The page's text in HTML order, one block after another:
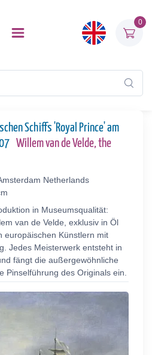
0
Schiffs 'Royal Prince' am
Willem van de Velde, the
Netherlands
in Museumsqualität:
van de Velde, exklusiv in Öl
europäischen Künstlern mit
Jedes Meisterwerk entsteht in
fängt die außergewöhnliche
Pinselführung des Originals ein.